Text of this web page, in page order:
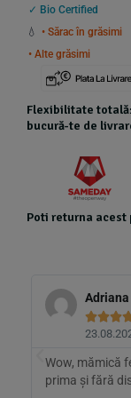
✓ Bio Certified
💧
• Sărac în grăsimi
• Alte grăsimi
Flexibilitate
bucură-te de
Poti returna acest
Adriana

Wow, mămică
prima și fără